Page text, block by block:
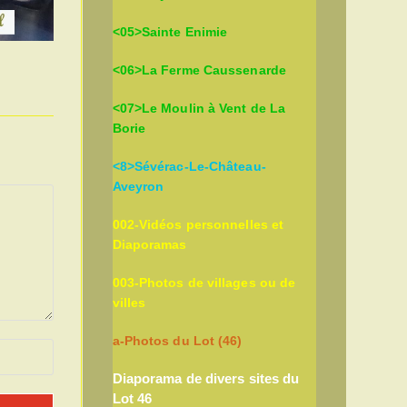
<05>Sainte Enimie
<06>La Ferme Caussenarde
<07>Le Moulin à Vent de La
Borie
<8>Sévérac-Le-Château-
Aveyron
002-Vidéos personnelles et
Diaporamas
003-Photos de villages ou de
villes
a-Photos du Lot (46)
Diaporama de divers sites du
Lot 46